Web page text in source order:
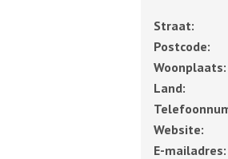
Straat:
Postcode:
Woonplaats:
Land:
Website:
E-mailadres: